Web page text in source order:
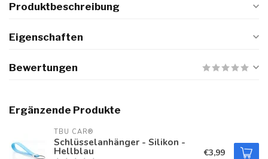
Produktbeschreibung
Eigenschaften
Bewertungen
Ergänzende Produkte
TBU CAR®
Schlüsselanhänger - Silikon -
Hellblau €3,99